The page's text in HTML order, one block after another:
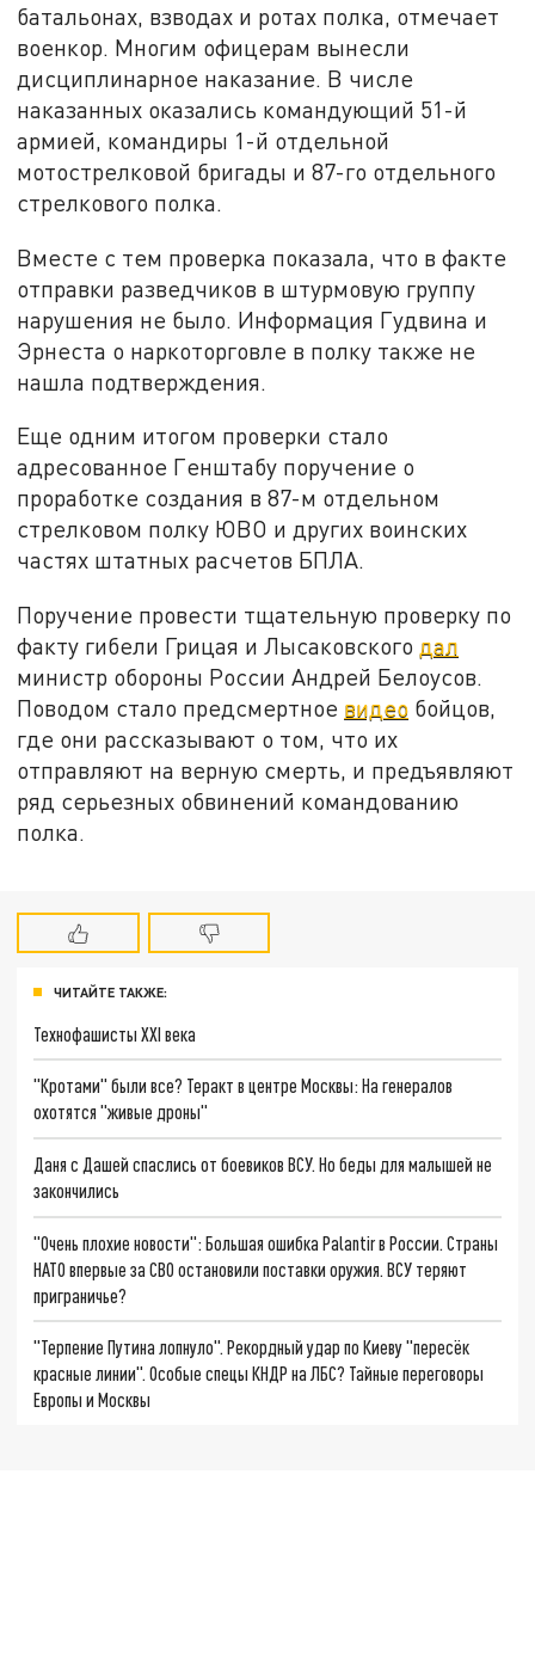
батальонах, взводах и ротах полка, отмечает
военкор. Многим офицерам вынесли
дисциплинарное наказание. В числе
наказанных оказались командующий 51-й
армией, командиры 1-й отдельной
мотострелковой бригады и 87-го отдельного
стрелкового полка.
Вместе с тем проверка показала, что в факте
отправки разведчиков в штурмовую группу
нарушения не было. Информация Гудвина и
Эрнеста о наркоторговле в полку также не
нашла подтверждения.
Еще одним итогом проверки стало
адресованное Генштабу поручение о
проработке создания в 87-м отдельном
стрелковом полку ЮВО и других воинских
частях штатных расчетов БПЛА.
Поручение провести тщательную проверку по
факту гибели Грицая и Лысаковского дал
министр обороны России Андрей Белоусов.
Поводом стало предсмертное видео бойцов,
где они рассказывают о том, что их
отправляют на верную смерть, и предъявляют
ряд серьезных обвинений командованию
полка.
ЧИТАЙТЕ ТАКЖЕ:
Технофашисты XXI века
"Кротами" были все? Теракт в центре Москвы: На генералов
охотятся "живые дроны"
Даня с Дашей спаслись от боевиков ВСУ. Но беды для малышей не
закончились
"Очень плохие новости": Большая ошибка Palantir в России. Страны
НАТО впервые за СВО остановили поставки оружия. ВСУ теряют
приграничье?
"Терпение Путина лопнуло". Рекордный удар по Киеву "пересёк
красные линии". Особые спецы КНДР на ЛБС? Тайные переговоры
Европы и Москвы